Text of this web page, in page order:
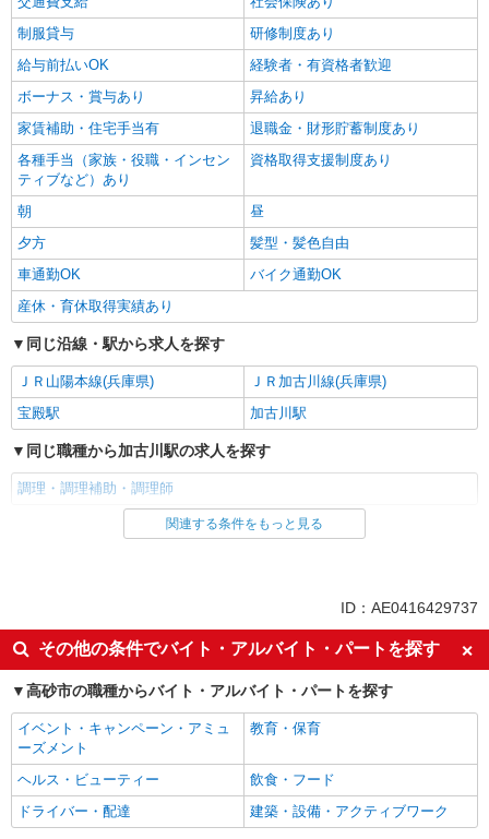
制服貸与
研修制度あり
給与前払いOK
経験者・有資格者歓迎
ボーナス・賞与あり
昇給あり
家賃補助・住宅手当有
退職金・財形貯蓄制度あり
各種手当（家族・役職・インセン
ティブなど）あり
資格取得支援制度あり
朝
昼
夕方
髪型・髪色自由
車通勤OK
バイク通勤OK
産休・育休取得実績あり
同じ沿線・駅から求人を探す
ＪＲ山陽本線(兵庫県)
ＪＲ加古川線(兵庫県)
宝殿駅
加古川駅
同じ職種から加古川駅の求人を探す
調理・調理補助・調理師
同じ雇用形態から加古川駅の求人を探す
入社日応相談
新卒・第二新卒歓迎
女性活躍中
ミドル（40代～）活躍中
エルダー（50代～）活躍中
自転車通勤OK
交通費支給
社会保険あり
制服貸与
研修制度あり
給与前払いOK
経験者・有資格者歓迎
ボーナス・賞与あり
昇給あり
関連する条件をもっと見る
ID：AE0416429737
その他の条件でバイト・アルバイト・パートを探す
高砂市の職種からバイト・アルバイト・パートを探す
イベント・キャンペーン・アミュ
ーズメント
教育・保育
ヘルス・ビューティー
飲食・フード
ドライバー・配達
建築・設備・アクティブワーク